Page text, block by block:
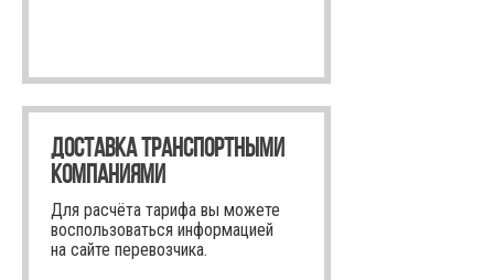
ДОСТАВКА ТРАНСПОРТНЫМИ
КОМПАНИЯМИ
Для расчёта тарифа вы можете
воспользоваться информацией
на сайте перевозчика.